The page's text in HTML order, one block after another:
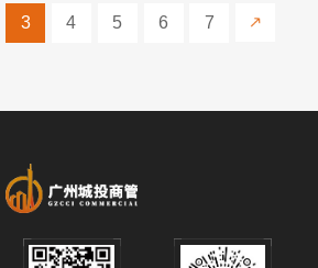
示期
3 4 5 6 7